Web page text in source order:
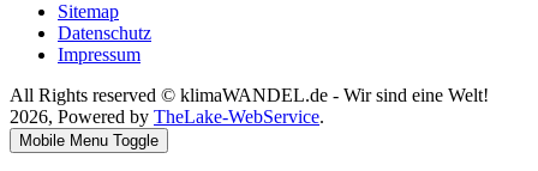
Sitemap
Datenschutz
Impressum
All Rights reserved © klimaWANDEL.de - Wir sind eine Welt!
2026, Powered by TheLake-WebService.
Mobile Menu Toggle